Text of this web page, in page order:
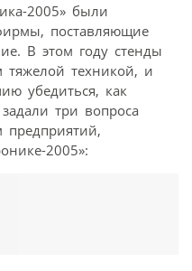
2005» были
поставляющие
В этом году стенды
техникой, и
убедиться, как
три вопроса
предприятий,
2005»: